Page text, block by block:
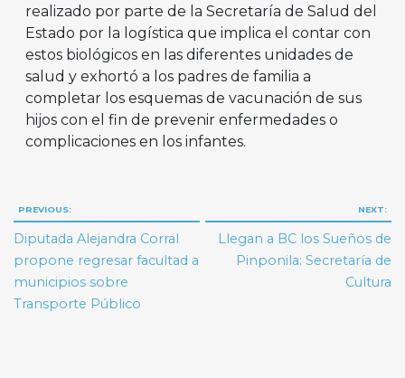
realizado por parte de la Secretaría de Salud del
Estado por la logística que implica el contar con
estos biológicos en las diferentes unidades de
salud y exhortó a los padres de familia a
completar los esquemas de vacunación de sus
hijos con el fin de prevenir enfermedades o
complicaciones en los infantes.
Navegación
de
entradas
PREVIOUS:
Diputada Alejandra Corral
propone regresar facultad a
municipios sobre
Transporte Público
NEXT:
Llegan a BC los Sueños de
Pinponila: Secretaría de
Cultura